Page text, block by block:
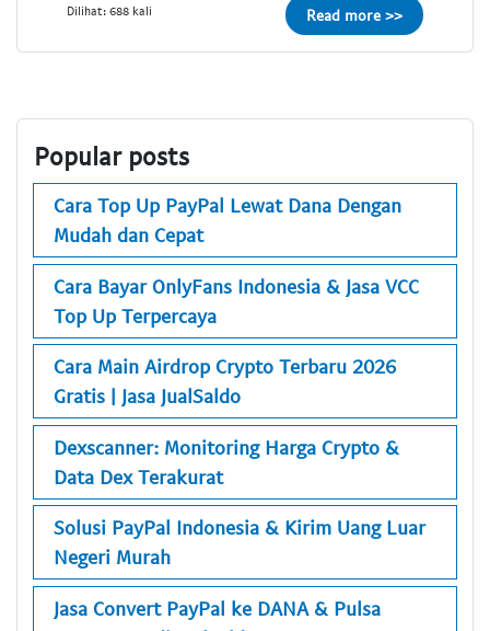
Dilihat: 688 kali Read more >>
Popular posts
Cara Top Up PayPal Lewat Dana Dengan
Mudah dan Cepat
Cara Bayar OnlyFans Indonesia & Jasa VCC
Top Up Terpercaya
Cara Main Airdrop Crypto Terbaru 2026
Gratis | Jasa JualSaldo
Dexscanner: Monitoring Harga Crypto &
Data Dex Terakurat
Solusi PayPal Indonesia & Kirim Uang Luar
Negeri Murah
Jasa Convert PayPal ke DANA & Pulsa